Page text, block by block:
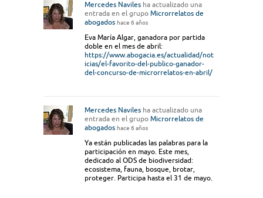
Mercedes Naviles ha actualizado una
entrada en el grupo Microrrelatos de
abogados hace 6 años
Eva María Algar, ganadora por partida
doble en el mes de abril:
https://www.abogacia.es/actualidad/not
icias/el-favorito-del-publico-ganador-
del-concurso-de-microrrelatos-en-abril/
Mercedes Naviles ha actualizado una
entrada en el grupo Microrrelatos de
abogados hace 6 años
Ya están publicadas las palabras para la
participación en mayo. Este mes,
dedicado al ODS de biodiversidad:
ecosistema, fauna, bosque, brotar,
proteger. Participa hasta el 31 de mayo.